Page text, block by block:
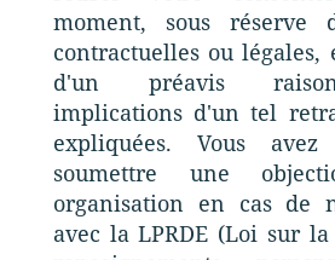
moment, sous réserve
contractuelles ou légales,
d'un préavis
implications d'un tel
expliquées. Vous
soumettre une
organisation en cas de
avec la LPRDE (Loi sur